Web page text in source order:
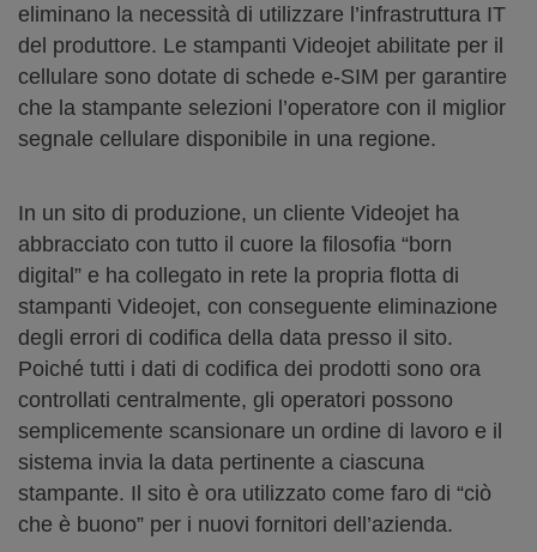
eliminano la necessità di utilizzare l’infrastruttura IT
del produttore. Le stampanti Videojet abilitate per il
cellulare sono dotate di schede e-SIM per garantire
che la stampante selezioni l’operatore con il miglior
segnale cellulare disponibile in una regione.
In un sito di produzione, un cliente Videojet ha
abbracciato con tutto il cuore la filosofia “born
digital” e ha collegato in rete la propria flotta di
stampanti Videojet, con conseguente eliminazione
degli errori di codifica della data presso il sito.
Poiché tutti i dati di codifica dei prodotti sono ora
controllati centralmente, gli operatori possono
semplicemente scansionare un ordine di lavoro e il
sistema invia la data pertinente a ciascuna
stampante. Il sito è ora utilizzato come faro di “ciò
che è buono” per i nuovi fornitori dell’azienda.